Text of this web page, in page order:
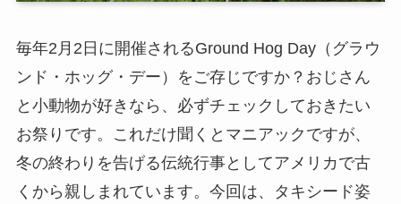
毎年2月2日に開催されるGround Hog Day（グラウ
ンド・ホッグ・デー）をご存じですか？おじさん
と小動物が好きなら、必ずチェックしておきたい
お祭りです。これだけ聞くとマニアックですが、
冬の終わりを告げる伝統行事としてアメリカで古
くから親しまれています。今回は、タキシード姿